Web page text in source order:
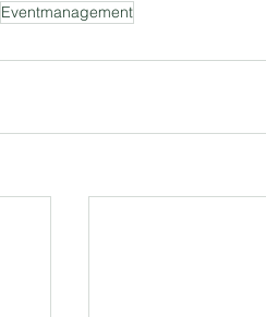
Eventmanagement